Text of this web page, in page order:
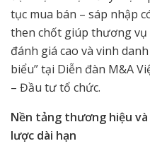
tục mua bán – sáp nhập
then chốt giúp thương vụ
đánh giá cao và vinh
biểu” tại Diễn đàn M&A
– Đầu tư tổ chức.
Nền tảng thương hiệu
lược dài hạn